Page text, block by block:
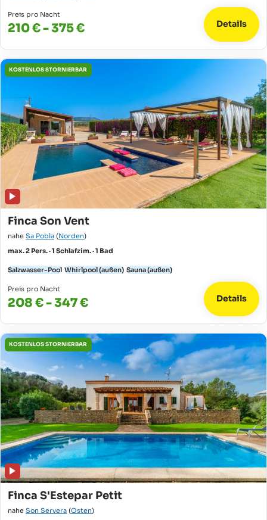
Preis pro Nacht
210 € - 375 € Details
KOSTENLOS STORNIERBAR
Finca Son Vent
nahe Sa Pobla (Norden)
max. 2 Pers. · 1 Schlafzim. · 1 Bad
Salzwasser-Pool Whirlpool (außen) Sauna (außen)
Preis pro Nacht
208 € - 347 € Details
KOSTENLOS STORNIERBAR
Finca S'Estepar Petit
nahe Son Servera (Osten)